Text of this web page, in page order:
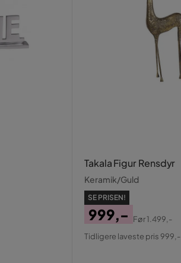
Takala Figur Rensdyr
Keramik/Guld
SE PRISEN!
Pris
999,-
Original
Før1.499,-
Tidligere laveste pris 999,-